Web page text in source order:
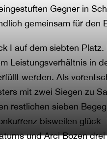
Gegner in
gemeinsam für den
I auf dem siebten
Leistungsverhältnis in
werden. Als
mit zwei Siegen zu
restlichen sieben
bisweilen
und Arci Bozen